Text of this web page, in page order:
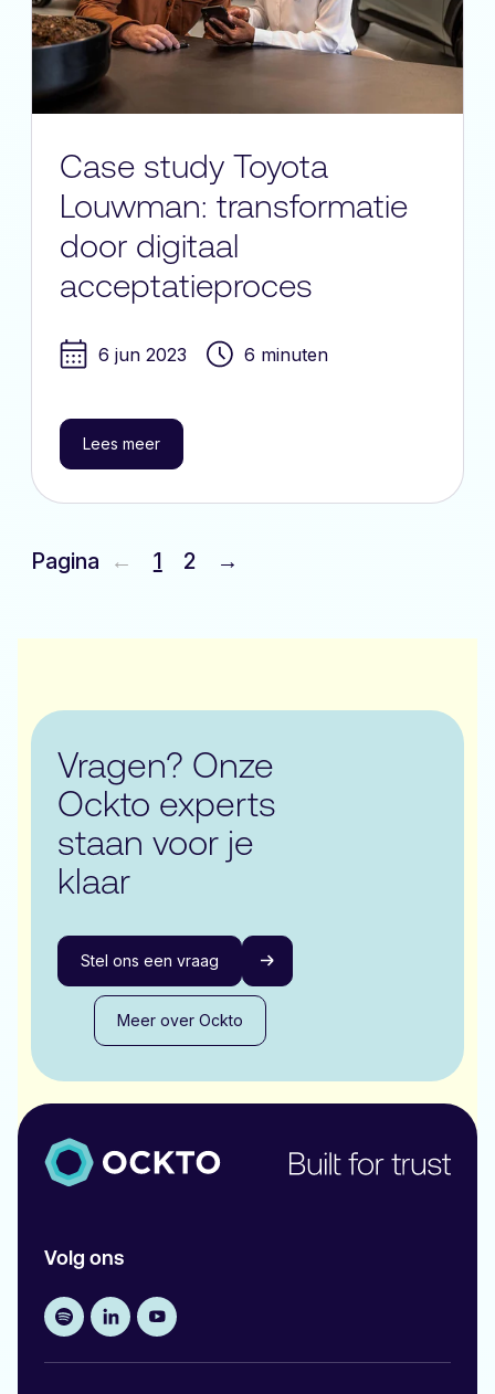
Case study Toyota
Louwman: transformatie
door digitaal
acceptatieproces
6 jun 2023 6 minuten
Lees meer
Pagina ← 1 2 →
Vragen? Onze
Ockto experts
staan voor je
klaar
Stel ons een vraag
Meer over Ockto
Volg ons